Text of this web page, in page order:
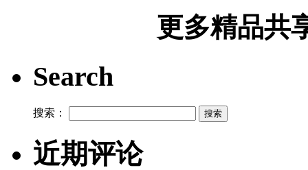
更多精品共
Search
搜索：
近期评论